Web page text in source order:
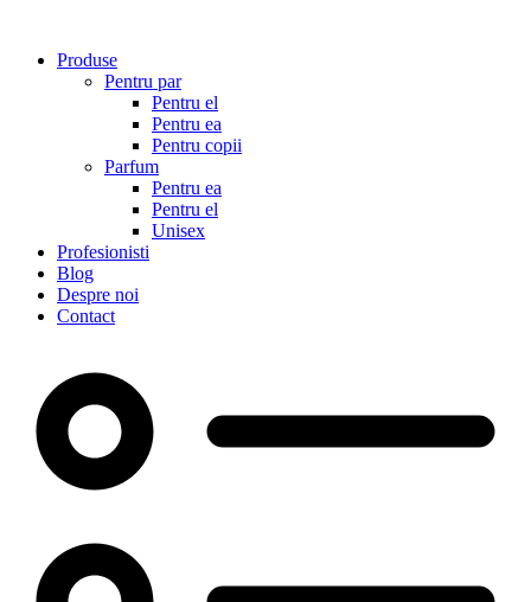
conținutProduse
Pentru par
Pentru el
Pentru ea
Pentru copii
Parfum
Pentru ea
Pentru el
Unisex
Profesionisti
Blog
Despre noi
Contact